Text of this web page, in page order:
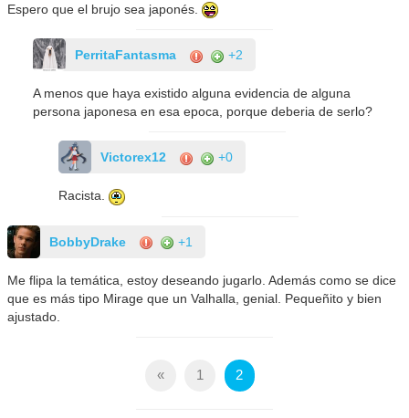
Espero que el brujo sea japonés.
PerritaFantasma +2
A menos que haya existido alguna evidencia de alguna
persona japonesa en esa epoca, porque deberia de serlo?
Victorex12 +0
Racista.
BobbyDrake +1
Me flipa la temática, estoy deseando jugarlo. Además como se dice
que es más tipo Mirage que un Valhalla, genial. Pequeñito y bien
ajustado.
« 1 2